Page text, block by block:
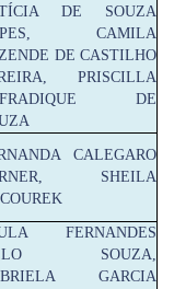
DE SOUZA
CAMILA
DE CASTILHO
PRISCILLA
DE
CALEGARO
SHEILA
FERNANDES
SOUZA,
GARCIA